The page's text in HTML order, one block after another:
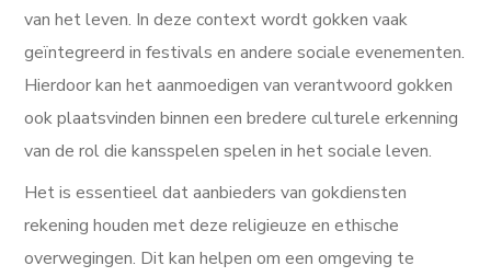
van het leven. In deze context wordt gokken vaak
geïntegreerd in festivals en andere sociale evenementen.
Hierdoor kan het aanmoedigen van verantwoord gokken
ook plaatsvinden binnen een bredere culturele erkenning
van de rol die kansspelen spelen in het sociale leven.
Het is essentieel dat aanbieders van gokdiensten
rekening houden met deze religieuze en ethische
overwegingen. Dit kan helpen om een omgeving te